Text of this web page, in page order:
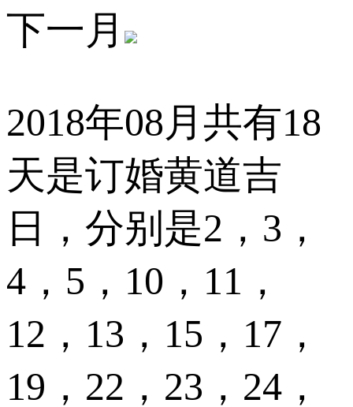
下一月
2018年08月共有18
天是订婚黄道吉
日，分别是2，3，
4，5，10，11，
12，13，15，17，
19，22，23，24，